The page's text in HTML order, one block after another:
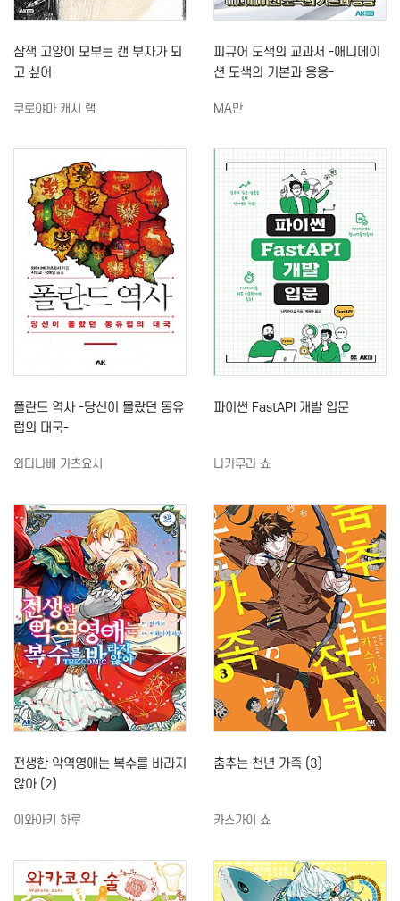
삼색 고양이 모부는 캔 부자가 되
고 싶어
쿠로야마 캐시 램
피규어 도색의 교과서 -애니메이
션 도색의 기본과 응용-
MA만
폴란드 역사 -당신이 몰랐던 동유
럽의 대국-
와타나베 가츠요시
파이썬 FastAPI 개발 입문
나카무라 쇼
전생한 악역영애는 복수를 바라지
않아 (2)
이와아키 하루
춤추는 천년 가족 (3)
카스가이 쇼